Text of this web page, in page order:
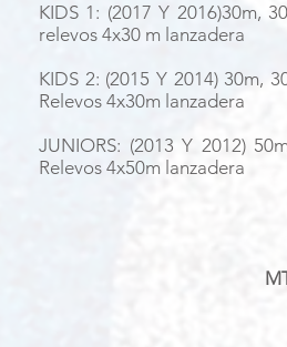
KIDS 1: (2017 Y 2016)30m,
relevos 4x30 m lanzadera
KIDS 2: (2015 Y 2014) 30m,
Relevos 4x30m lanzadera
JUNIORS: (2013 Y 2012)
Relevos 4x50m lanzadera